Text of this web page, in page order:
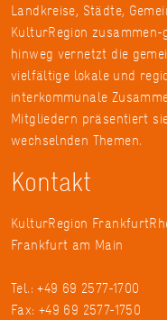
Landkreise, Städte,
KulturRegion
hinweg vernetzt die
vielfältige lokale und
interkommunale
Mitgliedern präsentiert
wechselnden Themen.
Kontakt
KulturRegion
Frankfurt am Main
Tel.: +49 69 2577-1700
Fax: +49 69 2577-1750